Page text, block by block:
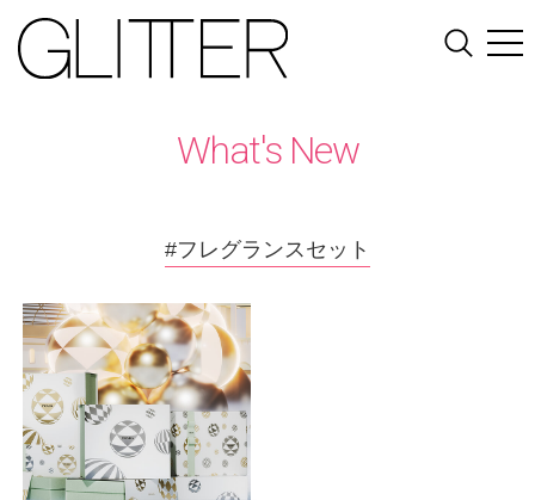
What's New
#フレグランスセット